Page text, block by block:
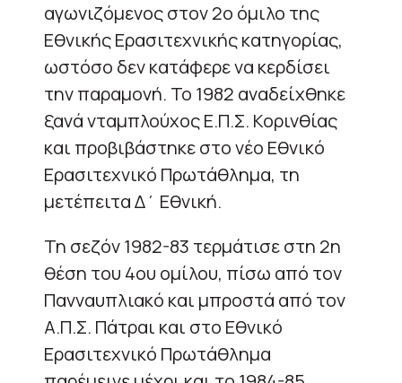
αγωνιζόμενος στον 2ο όμιλο της
Εθνικής Ερασιτεχνικής κατηγορίας,
ωστόσο δεν κατάφερε να κερδίσει
την παραμονή. Το 1982 αναδείχθηκε
ξανά νταμπλούχος Ε.Π.Σ. Κορινθίας
και προβιβάστηκε στο νέο Εθνικό
Ερασιτεχνικό Πρωτάθλημα, τη
μετέπειτα Δ΄ Εθνική.
Τη σεζόν 1982-83 τερμάτισε στη 2η
θέση του 4ου ομίλου, πίσω από τον
Πανναυπλιακό και μπροστά από τον
Α.Π.Σ. Πάτραι και στο Εθνικό
Ερασιτεχνικό Πρωτάθλημα